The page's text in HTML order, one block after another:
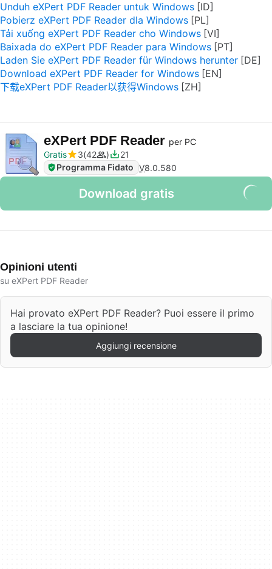
Unduh eXPert PDF Reader untuk Windows
Pobierz eXPert PDF Reader dla Windows
Tải xuống eXPert PDF Reader cho Windows
Baixada do eXPert PDF Reader para Windows
Laden Sie eXPert PDF Reader für Windows herunter
Download eXPert PDF Reader for Windows
下载eXPert PDF Reader以获得Windows
eXPert PDF Reader per PC
Gratis
3 42
21
Programma Fidato V8.0.580
Download gratis
Opinioni utenti
su eXPert PDF Reader
Hai provato eXPert PDF Reader? Puoi essere il primo
a lasciare la tua opinione!
Aggiungi recensione